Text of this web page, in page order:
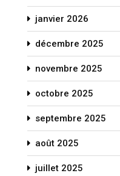
janvier 2026
décembre 2025
novembre 2025
octobre 2025
septembre 2025
août 2025
juillet 2025